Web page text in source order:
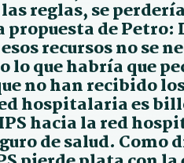
reglas, se
de Petro:
recursos no se
que habría que
no han recibido
hospitalaria es
hacia la red
de salud.